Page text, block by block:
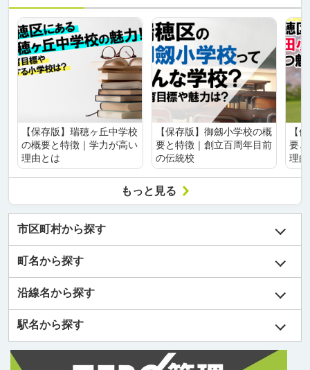
【保存版】瑞穂ヶ丘中学校
の概要と特徴｜学力が高い
理由とは
【保存版】御劔小学校の概
要と特徴｜創立百周年目前
の伝統校
【
要
理
もっと見る
市区町村から探す
町名から探す
沿線名から探す
駅名から探す